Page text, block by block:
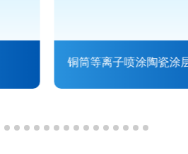
铜筒等离子喷涂陶瓷涂